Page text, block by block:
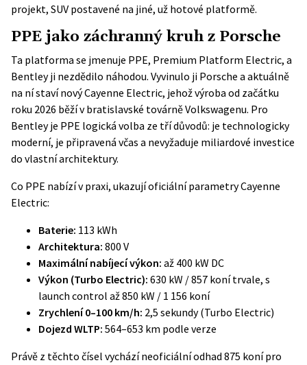
projekt, SUV postavené na jiné, už hotové platformě.
PPE jako záchranný kruh z Porsche
Ta platforma se jmenuje PPE, Premium Platform Electric, a
Bentley ji nezdědilo náhodou. Vyvinulo ji Porsche a aktuálně
na ní staví nový Cayenne Electric, jehož výroba od začátku
roku 2026 běží v bratislavské továrně Volkswagenu. Pro
Bentley je PPE logická volba ze tří důvodů: je technologicky
moderní, je připravená včas a nevyžaduje miliardové investice
do vlastní architektury.
Co PPE nabízí v praxi, ukazují oficiální parametry Cayenne
Electric:
Baterie: 113 kWh
Architektura: 800 V
Maximální nabíjecí výkon: až 400 kW DC
Výkon (Turbo Electric): 630 kW / 857 koní trvale, s
launch control až 850 kW / 1 156 koní
Zrychlení 0–100 km/h: 2,5 sekundy (Turbo Electric)
Dojezd WLTP: 564–653 km podle verze
Právě z těchto čísel vychází neoficiální odhad 875 koní pro